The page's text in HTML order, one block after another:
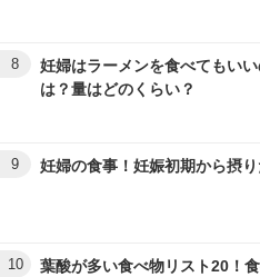
8
妊婦はラーメンを食べてもい
は？量はどのくらい？
9 妊婦の食事！妊娠初期から摂
10
葉酸が多い食べ物リスト20！